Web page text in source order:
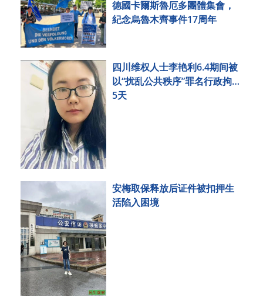
德國卡爾斯魯厄多團體集會，
紀念烏魯木齊事件17周年
四川维权人士李艳利6.4期间被
以“扰乱公共秩序”罪名行政拘留
5天
安梅取保释放后证件被扣押生
活陷入困境